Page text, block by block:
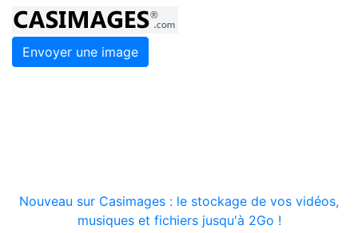
Envoyer une image
Nouveau sur Casimages : le stockage de vos vidéos,
musiques et fichiers jusqu'à 2Go !